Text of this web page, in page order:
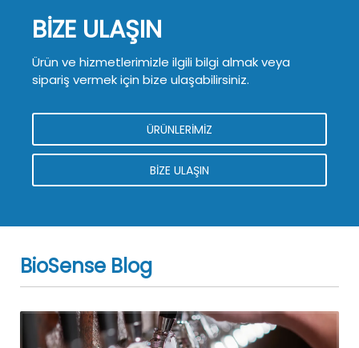
BİZE ULAŞIN
Ürün ve hizmetlerimizle ilgili bilgi almak veya
sipariş vermek için bize ulaşabilirsiniz.
ÜRÜNLERİMİZ
BİZE ULAŞIN
BioSense Blog